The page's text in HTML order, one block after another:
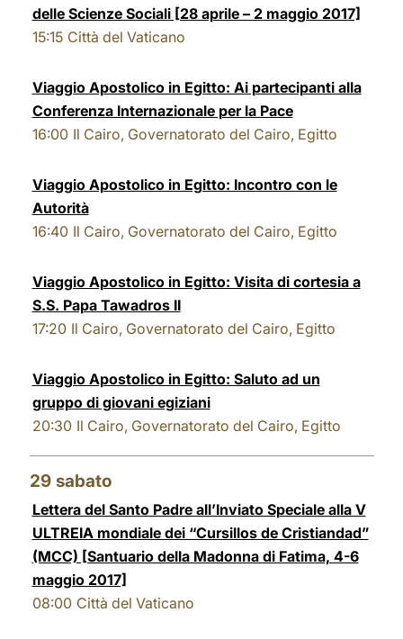
delle Scienze Sociali [28 aprile – 2 maggio 2017]
15:15 Città del Vaticano
Viaggio Apostolico in Egitto: Ai partecipanti alla
Conferenza Internazionale per la Pace
16:00 Il Cairo, Governatorato del Cairo, Egitto
Viaggio Apostolico in Egitto: Incontro con le
Autorità
16:40 Il Cairo, Governatorato del Cairo, Egitto
Viaggio Apostolico in Egitto: Visita di cortesia a
S.S. Papa Tawadros II
17:20 Il Cairo, Governatorato del Cairo, Egitto
Viaggio Apostolico in Egitto: Saluto ad un
gruppo di giovani egiziani
20:30 Il Cairo, Governatorato del Cairo, Egitto
29 sabato
Lettera del Santo Padre all’Inviato Speciale alla V
ULTREIA mondiale dei “Cursillos de Cristiandad”
(MCC) [Santuario della Madonna di Fatima, 4-6
maggio 2017]
08:00 Città del Vaticano